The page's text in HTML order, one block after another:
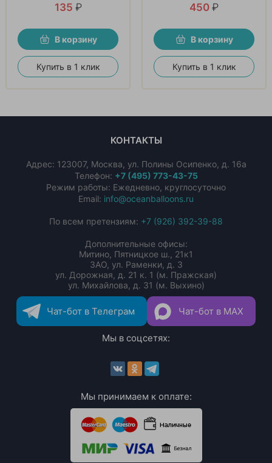
135 ₽
В корзину
Купить в 1 клик
450 ₽
В корзину
Купить в 1 клик
КОНТАКТЫ
Адрес: 123007, Москва, ул. Полины Осипенко, д. 16а
Телефон: +7 (495) 773-43-75
Режим работы: Ежедневно, круглосуточно
Email: info@oceanballoons.ru
По всем претензиям: +7 (926) 392-39-88
Дополнительные офисы:
Митино, Пятницкое ш., 21к1
ЗАО, ул. Раменки, д. 3
ул. Дорожная, д. 21 к. 1 (м. Пражская)
ул. Михайлова, д. 31 (м. Выхино)
Чат-бот в Телеграм Чат-бот в MAX
Мы в соцсетях:
Мы принимаем к оплате: